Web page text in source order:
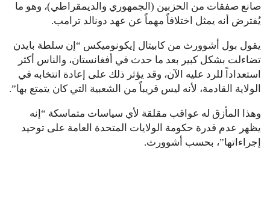
صانع صفقات من الحزبين (الجمهوري والديمقراطي)، وهو ما
يُفترض أنه يمثل اختلافاً مهماً عن عهد دونالد ترامب.
يقول بول أشوورث من كابيتال إيكونوميكس “إن سلطة بايدن
تضاءلت بشكل كبير بعد ما حدث في أفغانستان، والناس أكثر
استعداداً للرد عليه الآن، وقد يؤثر ذلك على إعادة انتخابه في
الولاية القادمة، لأنه ليس قريباً من الشعبية التي كان يتمتع بها”.
وهذا المأزق له عواقب مقلقة لأي سياسات متماسكة “إنه
يظهر عدم قدرة حكومة الولايات المتحدة العامة على توحيد
إجراءاتها”، بحسب أشوورث.